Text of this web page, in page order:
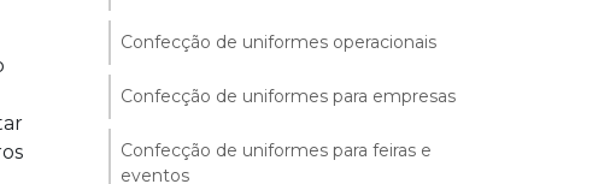
Confecção de uniformes operacionais
Confecção de uniformes para empresas
Confecção de uniformes para feiras e
eventos